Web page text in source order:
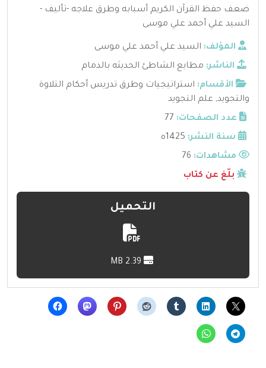
ضعف حفظ القرآن الكريم أسبابه وطرق علاجه -تأليف -
السيد علي أحمد علي موسى
المؤلف: السيد علي أحمد علي موسى
الناشر: مطابع الشاطئ الحديثه بالدمام
الأقسام: استراتيجيات وطرق تدريس أحكام التلاوة
والتجويد, علم التجويد
عدد الصفحات: 77
سنة النشر: 1425ه
مشاهدات:
بلّغ عن كتاب
التحميل